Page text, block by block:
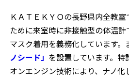
ＫＡＴＥＫＹＯの長野県内全教
ために来室時に非接触型の体温計
マスク着用を義務化しています。
ノシード」 を設置しています。
オンエンジン技術により、ナノ